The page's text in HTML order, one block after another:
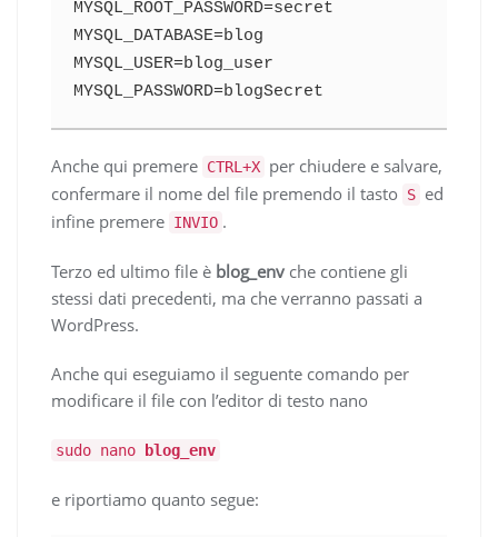
MYSQL_ROOT_PASSWORD=secret
MYSQL_DATABASE=blog
MYSQL_USER=blog_user
MYSQL_PASSWORD=blogSecret
Anche qui premere CTRL+X per chiudere e salvare,
confermare il nome del file premendo il tasto
S ed
infine premere INVIO .
Terzo ed ultimo file è blog_env che contiene gli
stessi dati precedenti, ma che verranno passati a
WordPress.
Anche qui eseguiamo il seguente comando per
modificare il file con l’editor di testo nano
sudo nano blog_env
e riportiamo quanto segue: